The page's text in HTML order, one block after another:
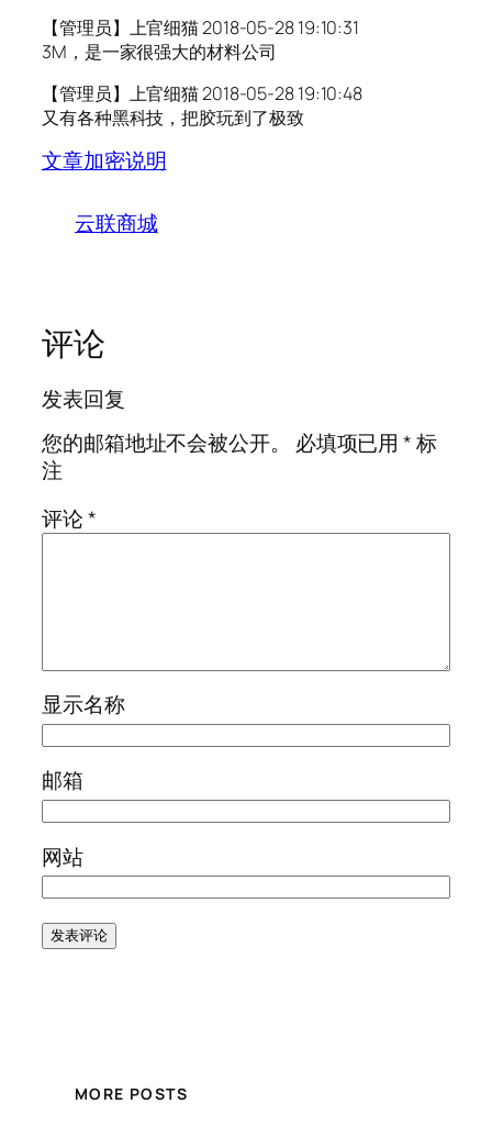
【管理员】上官细猫 2018-05-28 19:10:31
3M，是一家很强大的材料公司
【管理员】上官细猫 2018-05-28 19:10:48
又有各种黑科技，把胶玩到了极致
文章加密说明
云联商城
评论
发表回复
您的邮箱地址不会被公开。
必填项已用*标
注
评论*
显示名称
邮箱
网站
MORE POSTS